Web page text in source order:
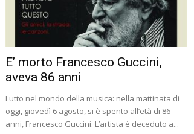
E’ morto Francesco Guccini,
aveva 86 anni
Lutto nel mondo della musica: nella mattinata di
oggi, giovedì 6 agosto, si è spento all’età di 86
anni, Francesco Guccini. L’artista è deceduto a...